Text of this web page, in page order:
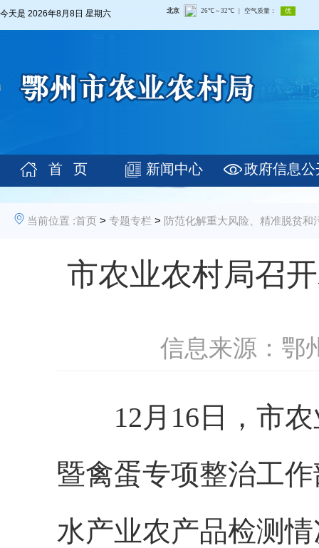
今天是 2026年8月8日 星期六
首 页 新闻中心 政府信息公
当前位置 :首页 > 专题专栏 > 防范化解重大风险、精准脱贫和
市农业农村局召
信息来源：鄂
12月16日，市农
暨禽蛋专项整治工
水产业农产品检测